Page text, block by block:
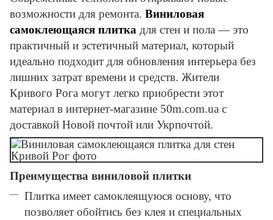
возможности для ремонта. Виниловая
самоклеющаяся плитка для стен и пола — это
практичный и эстетичный материал, который
идеально подходит для обновления интерьера без
лишних затрат времени и средств. Жители
Кривого Рога могут легко приобрести этот
материал в интернет-магазине 50m.com.ua с
доставкой Новой почтой или Укрпочтой.
Преимущества виниловой плитки
Плитка имеет самоклеящуюся основу, что
позволяет обойтись без клея и специальных